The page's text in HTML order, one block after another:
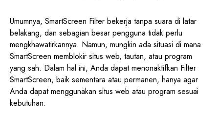
Umumnya, SmartScreen Filter bekerja tanpa suara di latar
belakang, dan sebagian besar pengguna tidak perlu
mengkhawatirkannya. Namun, mungkin ada situasi di mana
SmartScreen memblokir situs web, tautan, atau program
yang sah. Dalam hal ini, Anda dapat menonaktifkan Filter
SmartScreen, baik sementara atau permanen, hanya agar
Anda dapat menggunakan situs web atau program sesuai
kebutuhan.